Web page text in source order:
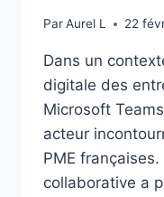
ParAurel L 22
Dans un
digitale des
Microsoft
acteur
PME
collaborative a